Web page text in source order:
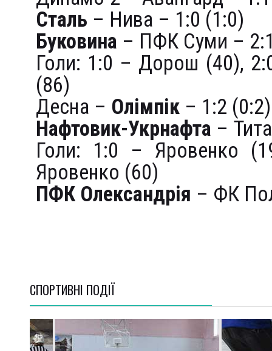
Сталь – Нива – 1:0 (1:0)
Буковина – ПФК Суми –
Голи: 1:0 – Дорош (40),
(86)
Десна – Олімпік – 1:2 (0:2)
Нафтовик-Укрнафта –
Голи: 1:0 – Яровенко
Яровенко (60)
ПФК Олександрія – ФК
СПОРТИВНI ПОДІЇ